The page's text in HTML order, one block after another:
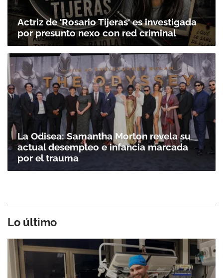
Actriz de 'Rosario Tijeras' es investigada
por presunto nexo con red criminal
La Odisea: Samantha Morton revela su
actual desempleo e infancia marcada
por el trauma
Lo último